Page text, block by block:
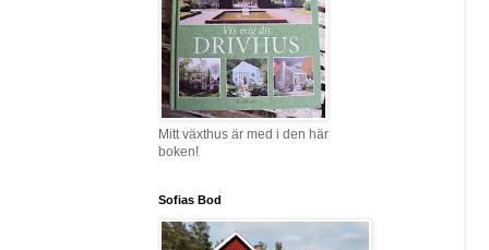
Mitt växthus är med i den här
boken!
Sofias Bod